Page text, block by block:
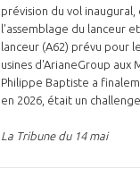
prévision du vol
l'assemblage du lanceur
lanceur (A62) prévu pour
usines d'ArianeGroup aux
Philippe Baptiste a
en 2026, était un
La Tribune du 14 mai